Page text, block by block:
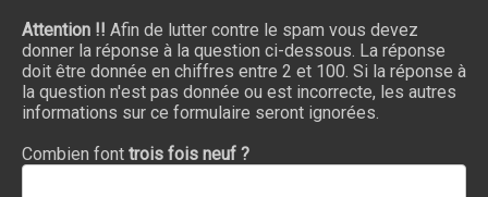
Attention !! Afin de lutter contre le spam vous devez
donner la réponse à la question ci-dessous. La réponse
doit être donnée en chiffres entre 2 et 100. Si la réponse à
la question n'est pas donnée ou est incorrecte, les autres
informations sur ce formulaire seront ignorées.
Combien font trois fois neuf ?